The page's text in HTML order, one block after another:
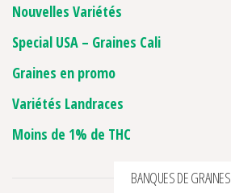
Nouvelles Variétés
Special USA – Graines Cali
Graines en promo
Variétés Landraces
Moins de 1% de THC
BANQUES DE GRAINES